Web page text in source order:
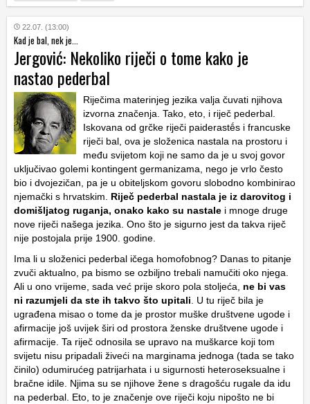
22.07. (13:00)
Kad je bal, nek je...
Jergović: Nekoliko riječi o tome kako je
nastao pederbal
Riječima materinjeg jezika valja čuvati njihova
izvorna značenja. Tako, eto, i riječ pederbal.
Iskovana od grčke riječi paiderastḗs i francuske
riječi bal, ova je složenica nastala na prostoru i
među svijetom koji ne samo da je u svoj govor
uključivao golemi kontingent germanizama, nego je vrlo često
bio i dvojezičan, pa je u obiteljskom govoru slobodno kombinirao
njemački s hrvatskim. Riječ pederbal nastala je iz darovitog i
domišljatog ruganja, onako kako su nastale i mnoge druge
nove riječi našega jezika. Ono što je sigurno jest da takva riječ
nije postojala prije 1900. godine.
Ima li u složenici pederbal ičega homofobnog? Danas to pitanje
zvuči aktualno, pa bismo se ozbiljno trebali namučiti oko njega.
Ali u ono vrijeme, sada već prije skoro pola stoljeća, ne bi vas
ni razumjeli da ste ih takvo što upitali. U tu riječ bila je
ugrađena misao o tome da je prostor muške društvene ugode i
afirmacije još uvijek širi od prostora ženske društvene ugode i
afirmacije. Ta riječ odnosila se upravo na muškarce koji tom
svijetu nisu pripadali živeći na marginama jednoga (tada se tako
činilo) odumirućeg patrijarhata i u sigurnosti heteroseksualne i
bračne idile. Njima su se njihove žene s dragošću rugale da idu
na pederbal. Eto, to je značenje ove riječi koju nipošto ne bi